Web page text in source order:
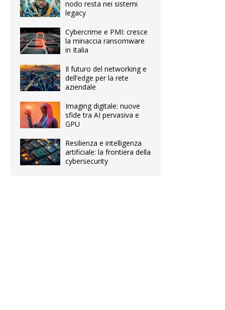
nodo resta nei sistemi
legacy
Cybercrime e PMI: cresce
la minaccia ransomware
in Italia
Il futuro del networking e
dell’edge per la rete
aziendale
Imaging digitale: nuove
sfide tra AI pervasiva e
GPU
Resilienza e intelligenza
artificiale: la frontiera della
cybersecurity